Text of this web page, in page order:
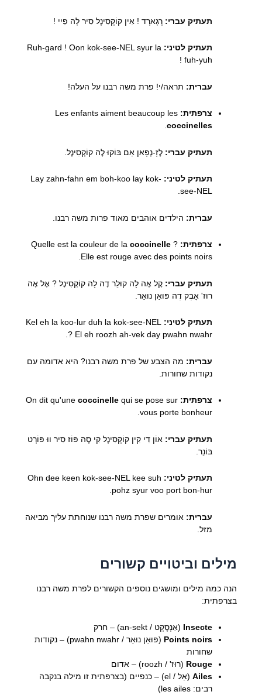
תעתיק עברי: רְגָארְד ! אִין קוֹקְסִינֶל סִיר לָה פֵיי !
תעתיק לטיני: Ruh-gard ! Oon kok-see-NEL syur la
fuh-yuh !
עברית: תראה/י! פרת משה רבנו על העלה!
צרפתית:
coccinelles
.
תעתיק עברי: לֶזָ-נְפָאן אֵם בּוֹקוּ לֶה קוֹקְסִינֶל.
תעתיק לטיני: Lay zahn-fahn em boh-koo lay kok-
see-NEL.
עברית: הילדים אוהבים מאוד פרות משה רבנו.
צרפתית: coccinelle ?
Elle est rouge avec des points noirs.
תעתיק עברי: קֶל אֶה לָה קוּלֵר דֶה לָה קוֹקְסִינֶל ? אֶל אֶה
רוּז' אָבֶק דֶה פּוּאַן נוּאַר.
תעתיק לטיני: Kel eh la koo-lur duh la kok-see-NEL
? El eh roozh ah-vek day pwahn nwahr.
עברית: מה הצבע של פרת משה רבנו? היא אדומה עם
נקודות שחורות.
צרפתית: coccinelle qui se pose sur
vous porte bonheur.
תעתיק עברי: אוֹן דִי קִין קוֹקְסִינֶל קִי סֶה פּוֹז סִיר ווּ פּוֹרְט
בּוֹנֵר.
תעתיק לטיני: Ohn dee keen kok-see-NEL kee suh
pohz syur voo port bon-hur.
עברית: אומרים שפרת משה רבנו שנוחתת עליך מביאה
מזל.
מילים וביטויים קשורים
הנה כמה מילים ומושגים נוספים הקשורים לפרת משה רבנו
בצרפתית:
Insecte (אַנְסֶקְט / an-sekt) – חרק
Points noirs
(פּוּאַן נוּאַר / pwahn nwahr) – נקודות
שחורות
Rouge (רוּז' / roozh) – אדום
Ailes
(אֵל / el) – כנפיים (בצרפתית זו מילה בנקבה
רבים: les ailes)